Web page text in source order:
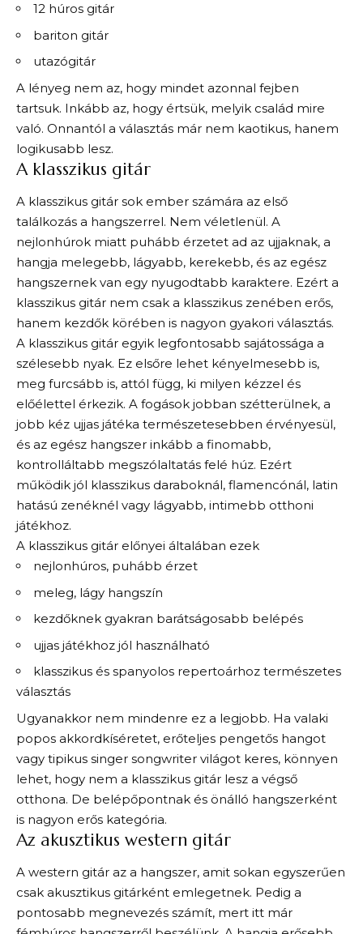
12 húros gitár
bariton gitár
utazógitár
A lényeg nem az, hogy mindet azonnal fejben
tartsuk. Inkább az, hogy értsük, melyik család mire
való. Onnantól a választás már nem kaotikus, hanem
logikusabb lesz.
A klasszikus gitár
A klasszikus gitár sok ember számára az első
találkozás a hangszerrel. Nem véletlenül. A
nejlonhúrok miatt puhább érzetet ad az ujjaknak, a
hangja melegebb, lágyabb, kerekebb, és az egész
hangszernek van egy nyugodtabb karaktere. Ezért a
klasszikus gitár nem csak a klasszikus zenében erős,
hanem kezdők körében is nagyon gyakori választás.
A klasszikus gitár egyik legfontosabb sajátossága a
szélesebb nyak. Ez elsőre lehet kényelmesebb is,
meg furcsább is, attól függ, ki milyen kézzel és
előélettel érkezik. A fogások jobban szétterülnek, a
jobb kéz ujjas játéka természetesebben érvényesül,
és az egész hangszer inkább a finomabb,
kontrolláltabb megszólaltatás felé húz. Ezért
működik jól klasszikus daraboknál, flamencónál, latin
hatású zenéknél vagy lágyabb, intimebb otthoni
játékhoz.
A klasszikus gitár előnyei általában ezek
nejlonhúros, puhább érzet
meleg, lágy hangszín
kezdőknek gyakran barátságosabb belépés
ujjas játékhoz jól használható
klasszikus és spanyolos repertoárhoz természetes
választás
Ugyanakkor nem mindenre ez a legjobb. Ha valaki
popos akkordkíséretet, erőteljes pengetős hangot
vagy tipikus singer songwriter világot keres, könnyen
lehet, hogy nem a klasszikus gitár lesz a végső
otthona. De belépőpontnak és önálló hangszerként
is nagyon erős kategória.
Az akusztikus western gitár
A western gitár az a hangszer, amit sokan egyszerűen
csak akusztikus gitárként emlegetnek. Pedig a
pontosabb megnevezés számít, mert itt már